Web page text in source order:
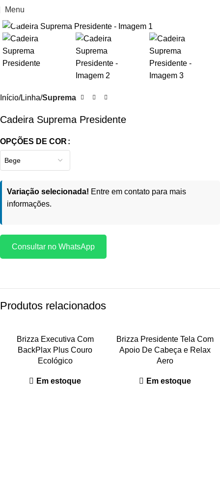
Menu
Início Linha Suprema
Cadeira Suprema Presidente
OPÇÕES DE COR
Variação selecionada! Entre em contato para mais
informações.
Consultar no WhatsApp
Produtos relacionados
Brizza Executiva Com
BackPlax Plus Couro
Ecológico
Em estoque
Brizza Presidente Tela Com
Apoio De Cabeça e Relax
Aero
Em estoque